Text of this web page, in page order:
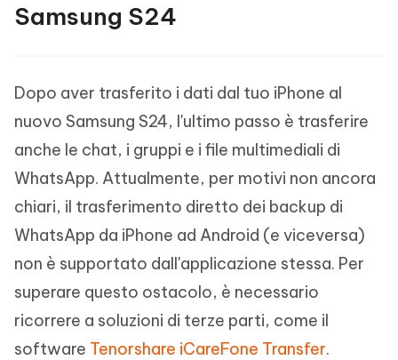
Samsung S24
Dopo aver trasferito i dati dal tuo iPhone al
nuovo Samsung S24, l'ultimo passo è trasferire
anche le chat, i gruppi e i file multimediali di
WhatsApp. Attualmente, per motivi non ancora
chiari, il trasferimento diretto dei backup di
WhatsApp da iPhone ad Android (e viceversa)
non è supportato dall'applicazione stessa. Per
superare questo ostacolo, è necessario
ricorrere a soluzioni di terze parti, come il
software Tenorshare iCareFone Transfer.